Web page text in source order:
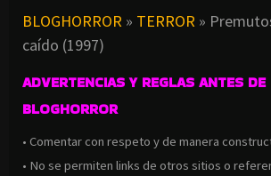
BLOGHORROR » TERROR »
caído (1997)
ADVERTENCIAS Y REGLAS ANTES
BLOGHORROR
• Comentar con respeto y de manera
• No se permiten links de otros sitios o